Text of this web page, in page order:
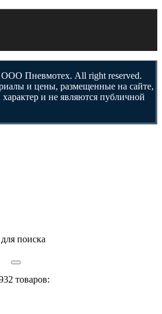
Пневмотех. All right reserved.
и цены, размещенные на сайте,
и не являются публичной
поиска
товаров: